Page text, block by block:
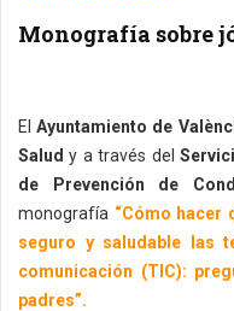
Monografía sobre
El Ayuntamiento de
Salud y a través del
de Prevención de
monografía “Cómo hacer
seguro y saludable las
comunicación (TIC):
padres”.